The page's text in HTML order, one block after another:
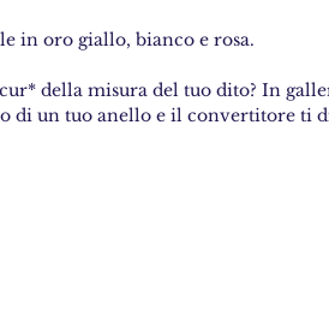
in oro giallo, bianco e rosa.
della misura del tuo dito? In
di un tuo anello e il convertitore ti